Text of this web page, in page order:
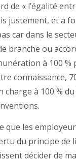
de « l’égalité
justement, et a
car dans le
branche ou
à 100 %
connaissance,
à 100 %
que les
du principe de
décider de